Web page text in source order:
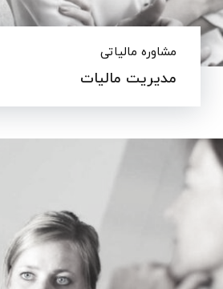
مشاوره مالیاتی
مدیریت مالیات